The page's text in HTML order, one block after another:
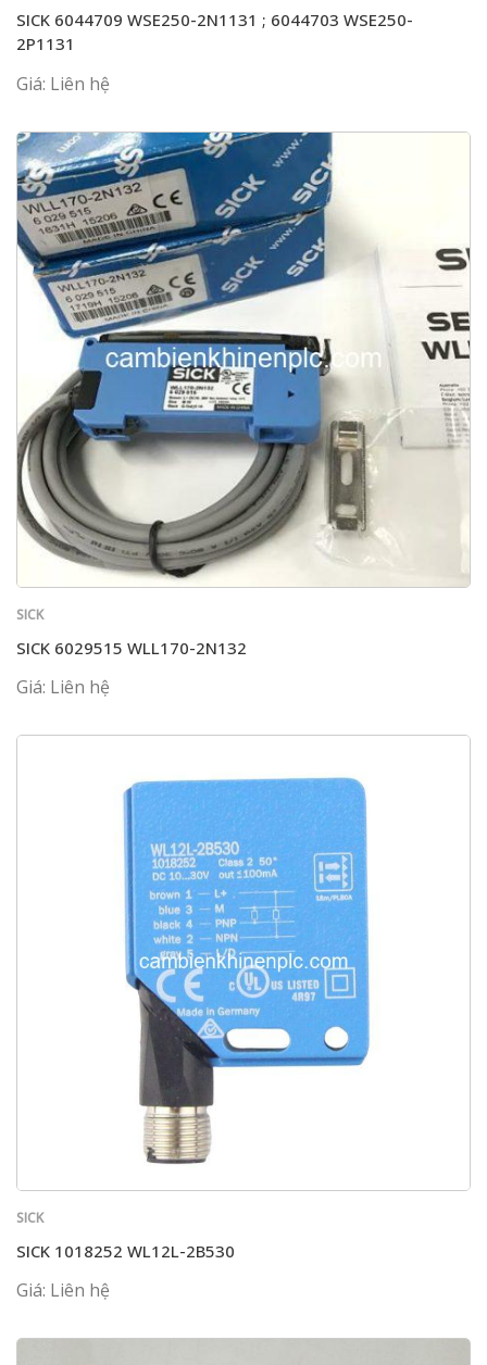
SICK 6044709 WSE250-2N1131 ; 6044703 WSE250-
2P1131
Giá: Liên hệ
SICK
SICK 6029515 WLL170-2N132
Giá: Liên hệ
SICK
SICK 1018252 WL12L-2B530
Giá: Liên hệ